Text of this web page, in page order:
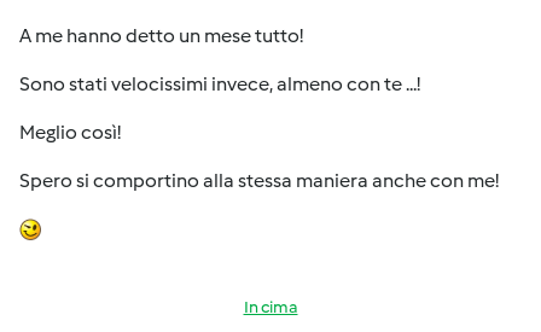
A me hanno detto un mese tutto!
Sono stati velocissimi invece, almeno con te ...!
Meglio così!
Spero si comportino alla stessa maniera anche con me!
In cima